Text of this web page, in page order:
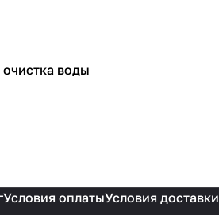
воды
Условия оплатыУсловия доставки